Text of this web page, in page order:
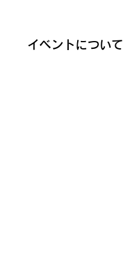
イベントについて